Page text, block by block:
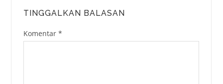
TINGGALKAN BALASAN
Komentar *